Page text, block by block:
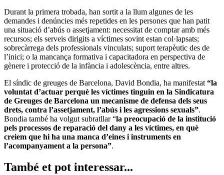
Durant la primera trobada, han sortit a la llum algunes de les
demandes i denúncies més repetides en les persones que han patit
una situació d’abús o assetjament: necessitat de comptar amb més
recursos; els serveis dirigits a víctimes sovint estan col·lapsats;
sobrecàrrega dels professionals vinculats; suport terapèutic des de
l’inici; o la mancança formativa i capacitadora en perspectiva de
gènere i protecció de la infància i adolescència, entre altres.
El síndic de greuges de Barcelona, David Bondia, ha manifestat “la
voluntat d’actuar perquè les víctimes tinguin en la Sindicatura
de Greuges de Barcelona un mecanisme de defensa dels seus
drets, contra l’assetjament, l’abús i les agressions sexuals”.
Bondia també ha volgut subratllar “la preocupació de la institució
pels processos de reparació del dany a les víctimes, en què
creiem que hi ha una manca d’eines i instruments en
l’acompanyament a la persona”.
També et pot interessar...